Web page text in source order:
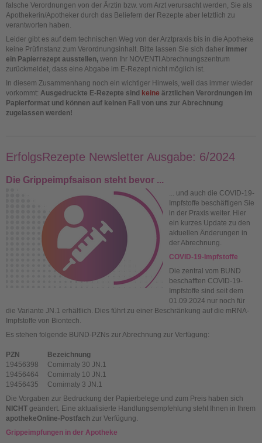
falsche Verordnungen von der Ärztin bzw. vom Arzt verursacht werden, Sie als
Apothekerin/Apotheker durch das Beliefern der Rezepte aber letztlich zu
verantworten haben.
Leider gibt es auf dem technischen Weg von der Arztpraxis bis in die Apotheke
keine Prüfinstanz zum Verordnungsinhalt. Bitte lassen Sie sich daher immer
ein Papierrezept ausstellen, wenn Ihr NOVENTI Abrechnungszentrum
zurückmeldet, dass eine Abgabe im E-Rezept nicht möglich ist.
In diesem Zusammenhang noch ein wichtiger Hinweis, weil das immer wieder
vorkommt: Ausgedruckte E-Rezepte sind keine ärztlichen Verordnungen im
Papierformat und können auf keinen Fall von uns zur Abrechnung
zugelassen werden!
ErfolgsRezepte Newsletter Ausgabe: 6/2024
Die Grippeimpfsaison steht bevor ...
... und auch die COVID-19-
Impfstoffe beschäftigen Sie
in der Praxis weiter. Hier
ein kurzes Update zu den
aktuellen Änderungen in
der Abrechnung.
COVID-19-Impfstoffe
Die zentral vom BUND
beschafften COVID-19-
Impfstoffe sind seit dem
01.09.2024 nur noch für
die Variante JN.1 erhältlich. Dies führt zu einer Beschränkung auf die mRNA-
Impfstoffe von Biontech.
Es stehen folgende BUND-PZNs zur Abrechnung zur Verfügung:
PZN
Bezeichnung
19456398 Comirnaty 30 JN.1
19456464
Comirnaty 10 JN.1
19456435
Comirnaty 3 JN.1
Die Vorgaben zur Bedruckung der Papierbelege und zum Preis haben sich
NICHT geändert. Eine aktualisierte Handlungsempfehlung steht Ihnen in Ihrem
apothekeOnline-Postfach zur Verfügung.
Grippeimpfungen in der Apotheke